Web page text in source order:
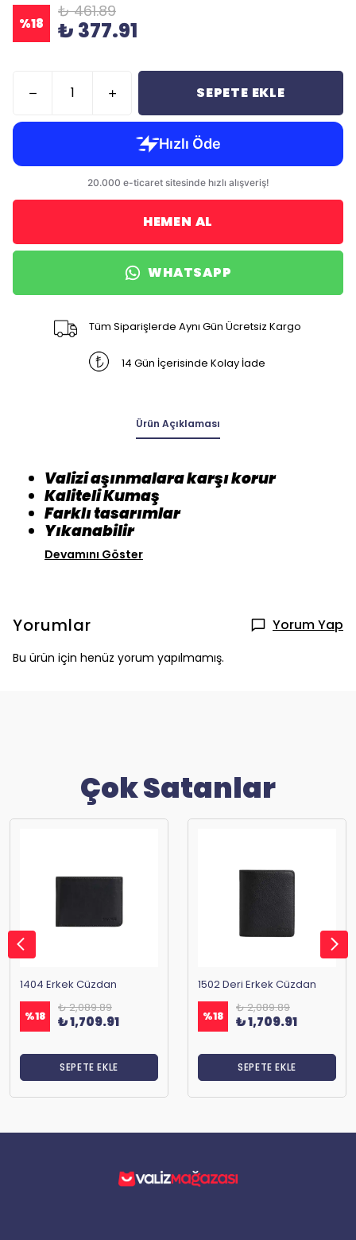
%18
₺ 461.89
₺ 377.91
SEPETE EKLE
HEMEN AL
WHATSAPP
Tüm Siparişlerde Aynı Gün Ücretsiz Kargo
14 Gün İçerisinde Kolay İade
Ürün Açıklaması
Valizi aşınmalara karşı korur
Kaliteli Kumaş
Farklı tasarımlar
Yıkanabilir
Devamını Göster
Yorumlar Yorum Yap
Bu ürün için henüz yorum yapılmamış.
Çok Satanlar
1404 Erkek Cüzdan
%18
₺ 2,089.89
₺ 1,709.91
SEPETE EKLE
1502 Deri Erkek Cüzdan
%18
₺ 2,089.89
₺ 1,709.91
SEPETE EKLE